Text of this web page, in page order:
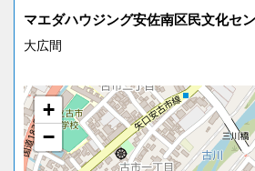
マエダハウジング安佐南区民文化セ
大広間
+
−